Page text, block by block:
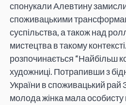
спонукали Алевтину
споживацькими
суспільства, а також над
мистецтва в такому
розпочинається “Найбільш
художниці. Потрапивши з
України в споживацький рай
молода жінка мала